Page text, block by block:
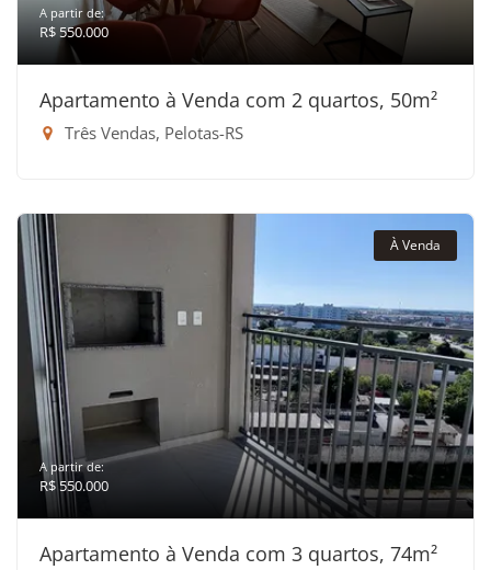
A partir de:
R$ 550.000
Apartamento à Venda com 2 quartos, 50m²
Três Vendas, Pelotas-RS
À Venda
A partir de:
R$ 550.000
Apartamento à Venda com 3 quartos, 74m²